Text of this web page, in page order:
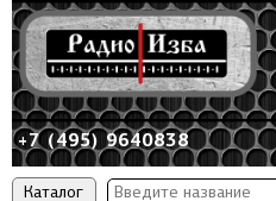
Каталог
+7 (495) 9640838